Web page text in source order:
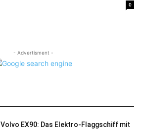
0
- Advertisment -
Volvo EX90: Das Elektro-Flaggschiff mit